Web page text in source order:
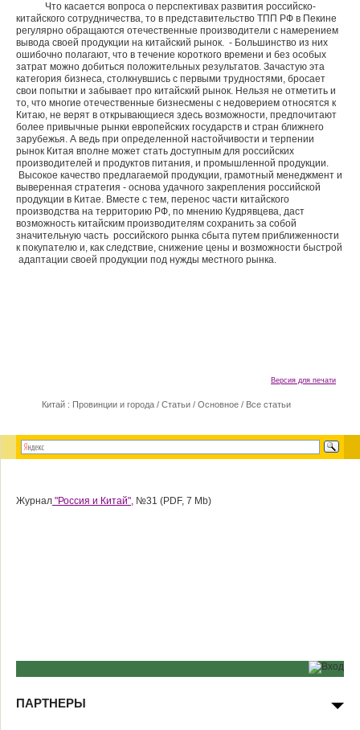
Что касается вопроса о перспективах развития российско-
китайского сотрудничества, то в представительство ТПП РФ в Пекине
регулярно обращаются отечественные производители с намерением
вывода своей продукции на китайский рынок. - Большинство из них
ошибочно полагают, что в течение короткого времени и без особых
затрат можно добиться положительных результатов. Зачастую эта
категория бизнеса, столкнувшись с первыми трудностями, бросает
свои попытки и забывает про китайский рынок. Нельзя не отметить и
то, что многие отечественные бизнесмены с недоверием относятся к
Китаю, не верят в открывающиеся здесь возможности, предпочитают
более привычные рынки европейских государств и стран ближнего
зарубежья. А ведь при определенной настойчивости и терпении
рынок Китая вполне может стать доступным для российских
производителей и продуктов питания, и промышленной продукции.
Высокое качество предлагаемой продукции, грамотный менеджмент и
выверенная стратегия - основа удачного закрепления российской
продукции в Китае. Вместе с тем, перенос части китайского
производства на территорию РФ, по мнению Кудрявцева, даст
возможность китайским производителям сохранить за собой
значительную часть российского рынка сбыта путем приближенности
к покупателю и, как следствие, снижение цены и возможности быстрой
адаптации своей продукции под нужды местного рынка.
Версия для печати
Китай : Провинции и города / Статьи / Основное / Все статьи
Журнал "Россия и Китай", №31 (PDF, 7 Mb)
ПАРТНЕРЫ